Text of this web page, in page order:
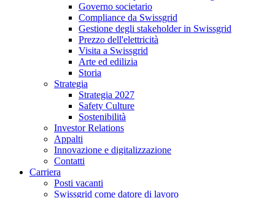
Governo societario
Compliance da Swissgrid
Gestione degli stakeholder in Swissgrid
Prezzo dell'elettricità
Visita a Swissgrid
Arte ed edilizia
Storia
Strategia
Strategia 2027
Safety Culture
Sostenibilità
Investor Relations
Appalti
Innovazione e digitalizzazione
Contatti
Carriera
Posti vacanti
Swissgrid come datore di lavoro